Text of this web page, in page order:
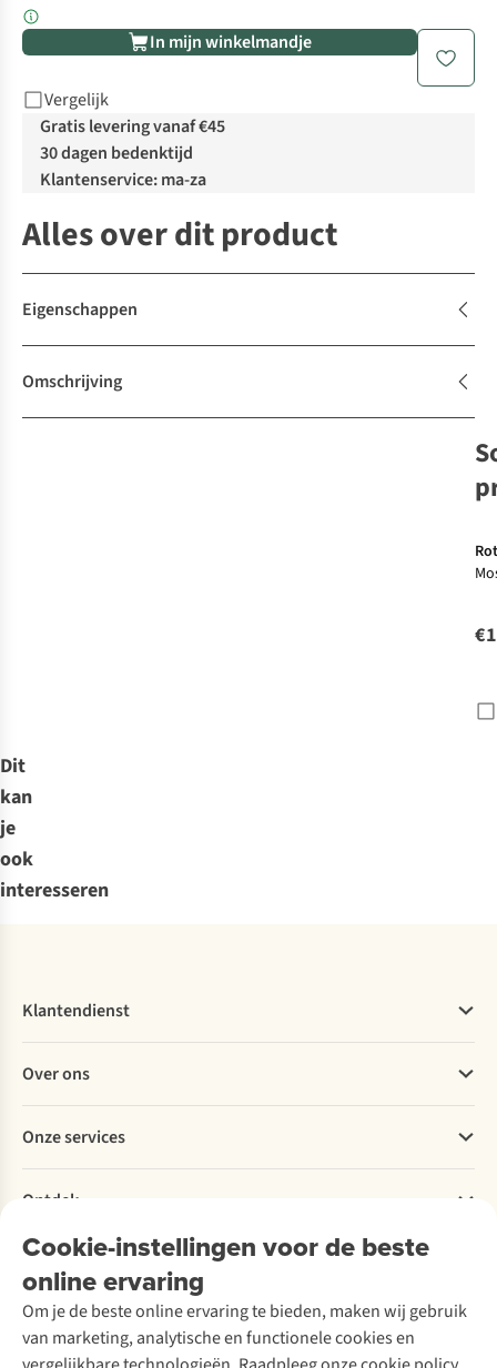
In mijn winkelmandje
Vergelijk
Gratis levering vanaf €45
30 dagen bedenktijd
Klantenservice: ma-za
Alles over dit product
Eigenschappen
Omschrijving
Dit
kan
je
ook
interesseren
Cookie-instellingen voor de beste
online ervaring
Om je de beste online ervaring te bieden, maken wij gebruik
van marketing, analytische en functionele cookies en
Klantendienst
Bestellen
Betalen
Levering
Retourneren
Bestelling herroepen
Garantie
Contact
Over ons
Explore More
Verantwoord ondernemen
Over Ayacucho
Onze winkels
Over A.S.Adventure
Toegankelijkheidsverklaring
Onze services
Ski-onderhoud
Wasservice
Schoenonderhoud
Schoenherstelling
Kledingherstelling
Ontdek
A.S.Magazine
Podcast
Explore Academy
Explore Camp
Gear Check
Meld je aan voor de nieuwsbrief